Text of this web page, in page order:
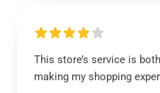
This store’s service is
making my shopping